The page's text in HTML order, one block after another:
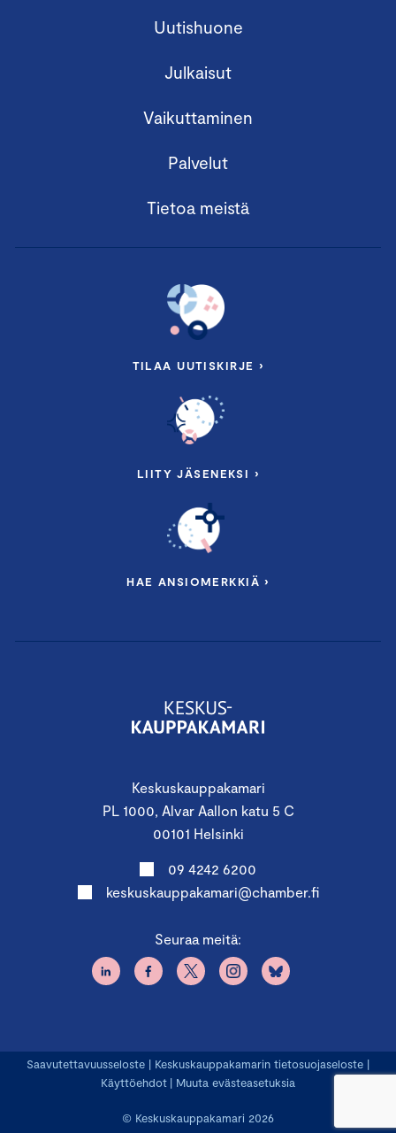
Keskuskauppakamari
PL 1000, Alvar Aallon katu 5 C
00101 Helsinki
09 4242 6200
keskuskauppakamari@chamber.fi
Seuraa meitä:
Uutishuone
Julkaisut
Vaikuttaminen
Palvelut
Tietoa meistä
TILAA UUTISKIRJE ›
LIITY JÄSENEKSI ›
HAE ANSIOMERKKIÄ ›
© Keskuskauppakamari 2026
Saavutettavuusseloste | Keskuskauppakamarin tietosuojaseloste |
Käyttöehdot | Muuta evästeasetuksia